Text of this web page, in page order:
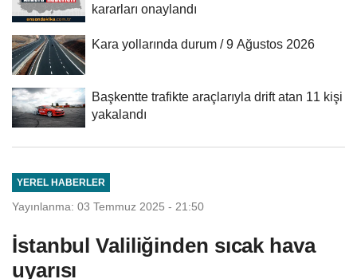
kararları onaylandı
Kara yollarında durum / 9 Ağustos 2026
Başkentte trafikte araçlarıyla drift atan 11 kişi
yakalandı
YEREL HABERLER
Yayınlanma: 03 Temmuz 2025 - 21:50
İstanbul Valiliğinden sıcak hava
uyarısı